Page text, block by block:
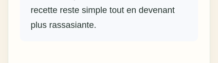
recette reste simple tout en devenant
plus rassasiante.